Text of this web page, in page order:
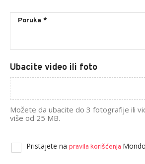
Ubacite video ili foto
Možete da ubacite do 3 fotografije ili
više od 25 MB.
Pristajete na pravila korišćenja